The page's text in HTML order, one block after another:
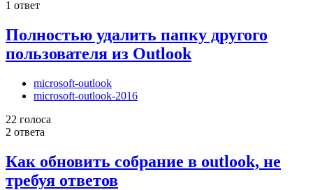
1 ответ
Полностью удалить папку другого
пользователя из Outlook
microsoft-outlook
microsoft-outlook-2016
22 голоса
2 ответа
Как обновить собрание в outlook, не
требуя ответов